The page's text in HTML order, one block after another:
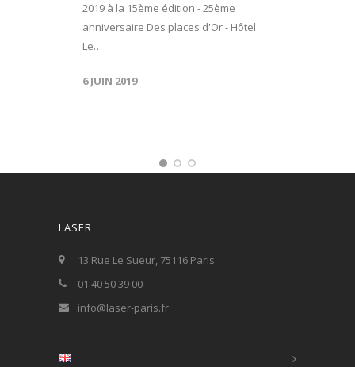
2019 à la 15ème édition - 25ème
anniversaire Des places d'Or - Hôtel
Le…
6 JUIN 2019
LASER
13 Rue Le Sueur, 75116 Paris
01 40 50 39 00
info@laser-paris.fr